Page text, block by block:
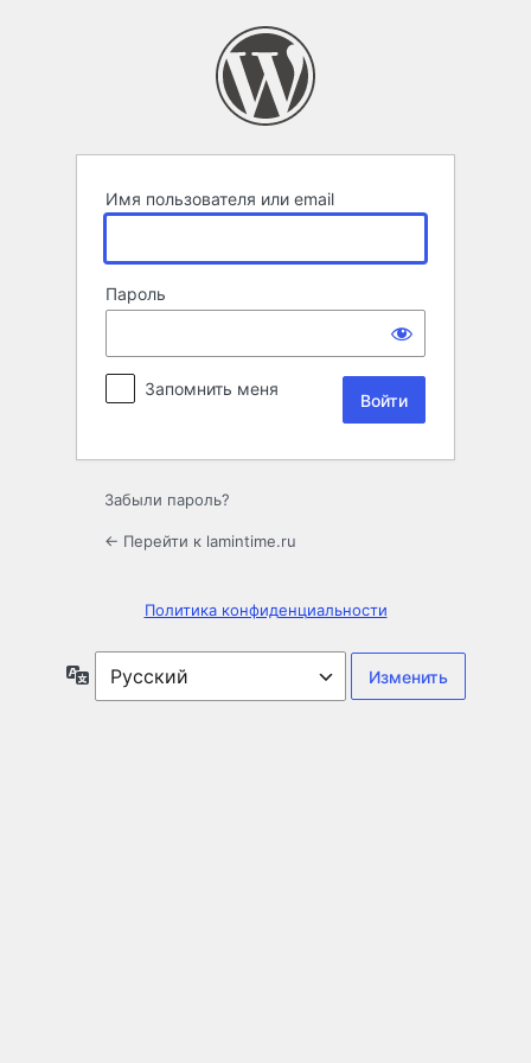
Имя пользователя или email
Пароль
Запомнить меня
Забыли пароль?
← Перейти к lamintime.ru
Политика конфиденциальности
Язык